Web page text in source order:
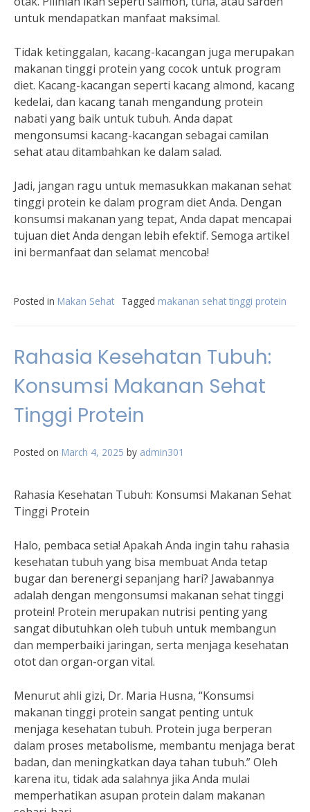
untuk mendapatkan manfaat maksimal.
Tidak ketinggalan, kacang-kacangan juga merupakan
makanan tinggi protein yang cocok untuk program
diet. Kacang-kacangan seperti kacang almond, kacang
kedelai, dan kacang tanah mengandung protein
nabati yang baik untuk tubuh. Anda dapat
mengonsumsi kacang-kacangan sebagai camilan
sehat atau ditambahkan ke dalam salad.
Jadi, jangan ragu untuk memasukkan makanan sehat
tinggi protein ke dalam program diet Anda. Dengan
konsumsi makanan yang tepat, Anda dapat mencapai
tujuan diet Anda dengan lebih efektif. Semoga artikel
ini bermanfaat dan selamat mencoba!
Posted in Makan Sehat Tagged makanan sehat tinggi protein
Rahasia Kesehatan Tubuh:
Konsumsi Makanan Sehat
Tinggi Protein
Posted on March 4, 2025 by admin301
Rahasia Kesehatan Tubuh: Konsumsi Makanan Sehat
Tinggi Protein
Halo, pembaca setia! Apakah Anda ingin tahu rahasia
kesehatan tubuh yang bisa membuat Anda tetap
bugar dan berenergi sepanjang hari? Jawabannya
adalah dengan mengonsumsi makanan sehat tinggi
protein! Protein merupakan nutrisi penting yang
sangat dibutuhkan oleh tubuh untuk membangun
dan memperbaiki jaringan, serta menjaga kesehatan
otot dan organ-organ vital.
Menurut ahli gizi, Dr. Maria Husna, “Konsumsi
makanan tinggi protein sangat penting untuk
menjaga kesehatan tubuh. Protein juga berperan
dalam proses metabolisme, membantu menjaga berat
badan, dan meningkatkan daya tahan tubuh.” Oleh
karena itu, tidak ada salahnya jika Anda mulai
memperhatikan asupan protein dalam makanan